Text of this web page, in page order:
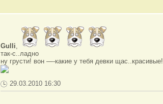
Gulli,
так-с..ладно
ну грусти! вон —-какие у тебя девки щас..красивые!
29.03.2010 16:30